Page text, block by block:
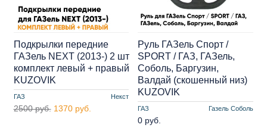
ГАЗ Некст
Подкрылки передние
ГАЗель NEXT (2013-) 2 шт
комплект левый + правый
KUZOVIK
2500 руб. 1370 руб. ГАЗ Газель Соболь
Руль ГАЗель Спорт /
SPORT / ГАЗ, ГАЗель,
Соболь, Баргузин,
Валдай (скошенный низ)
KUZOVIK
0 руб.